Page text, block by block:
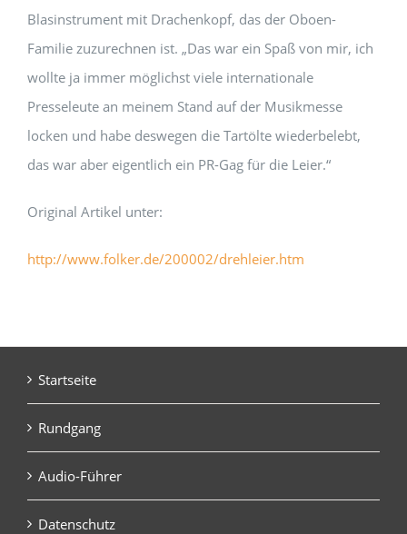
Blasinstrument mit Drachenkopf, das der Oboen-
Familie zuzurechnen ist. „Das war ein Spaß von mir, ich
wollte ja immer möglichst viele internationale
Presseleute an meinem Stand auf der Musik­messe
locken und habe deswegen die Tartölte wiederbelebt,
das war aber eigentlich ein PR-Gag für die Leier.“
Original Artikel unter:
http://www.folker.de/200002/drehleier.htm
Startseite
Rundgang
Audio-Führer
Datenschutz